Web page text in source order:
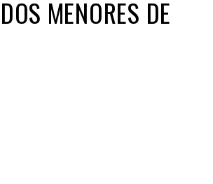
MENORES DE